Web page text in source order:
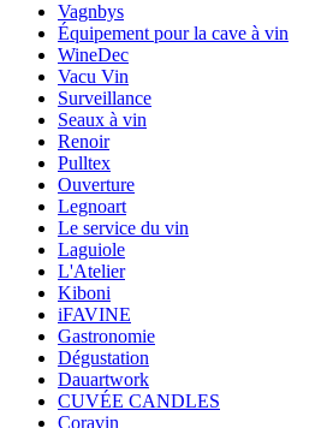
Largeur (cm)
Profondeur (cm)35
Vagnbys
Équipement pour la cave à vin
WineDec
Vacu Vin
Surveillance
Seaux à vin
Renoir
Pulltex
Ouverture
Legnoart
Le service du vin
Laguiole
L'Atelier
Kiboni
iFAVINE
Gastronomie
Dégustation
Dauartwork
CUVÉE CANDLES
Coravin